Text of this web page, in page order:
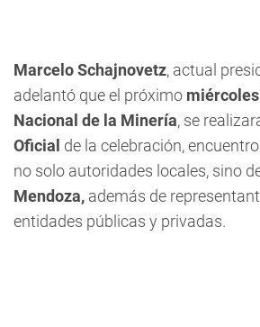
Marcelo Schajnovetz, actual
adelantó que el próximo
Nacional de la Minería, se
Oficial de la celebración,
no solo autoridades locales, sino
Mendoza, además de
entidades públicas y privadas.